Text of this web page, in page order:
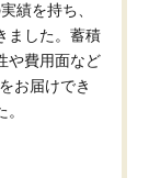
績を持ち、
ました。蓄積
や費用面など
お届けでき